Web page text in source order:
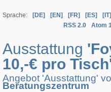
Sprache: [DE] [EN] [FR] [ES] [IT]
RSS 2.0
Atom
Ausstattung
10,-€ pro
Angebot 'Ausstattung'
Beratungszentrum